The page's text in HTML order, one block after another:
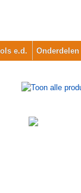
e.d. Onderdelen